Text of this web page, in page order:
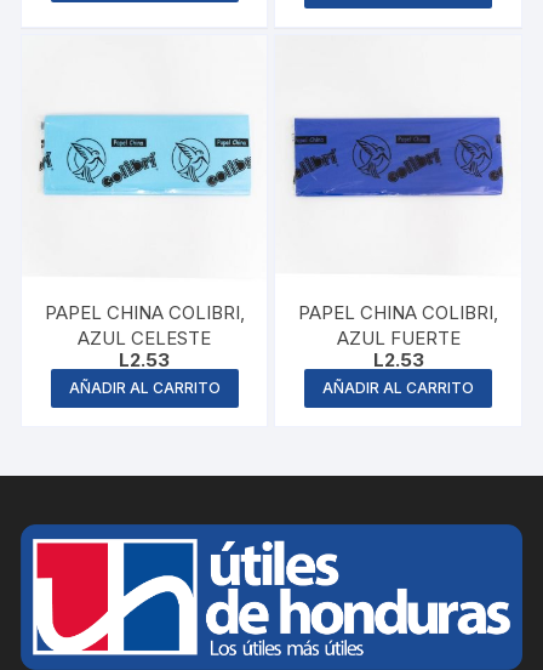
PAPEL CHINA COLIBRI,
AZUL CELESTE
L2.53
AÑADIR AL CARRITO
PAPEL CHINA COLIBRI,
AZUL FUERTE
L2.53
AÑADIR AL CARRITO